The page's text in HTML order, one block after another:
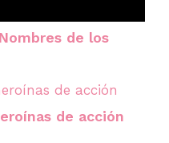
de los
de acción